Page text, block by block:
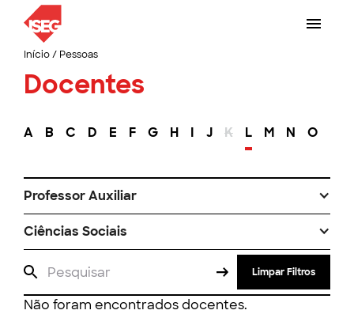
Início/ Pessoas
Docentes
A B C D E F G H I J K L M N O
Professor Auxiliar
Ciências Sociais
Limpar Filtros
Não foram encontrados docentes.